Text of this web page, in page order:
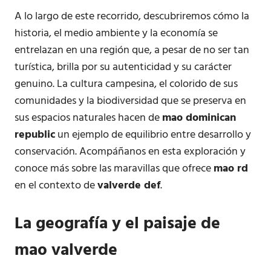
A lo largo de este recorrido, descubriremos cómo la
historia, el medio ambiente y la economía se
entrelazan en una región que, a pesar de no ser tan
turística, brilla por su autenticidad y su carácter
genuino. La cultura campesina, el colorido de sus
comunidades y la biodiversidad que se preserva en
sus espacios naturales hacen demao dominican
republicun ejemplo de equilibrio entre desarrollo y
conservación. Acompáñanos en esta exploración y
conoce más sobre las maravillas que ofrecemao rd
en el contexto devalverde def.
La geografía y el paisaje de
mao valverde